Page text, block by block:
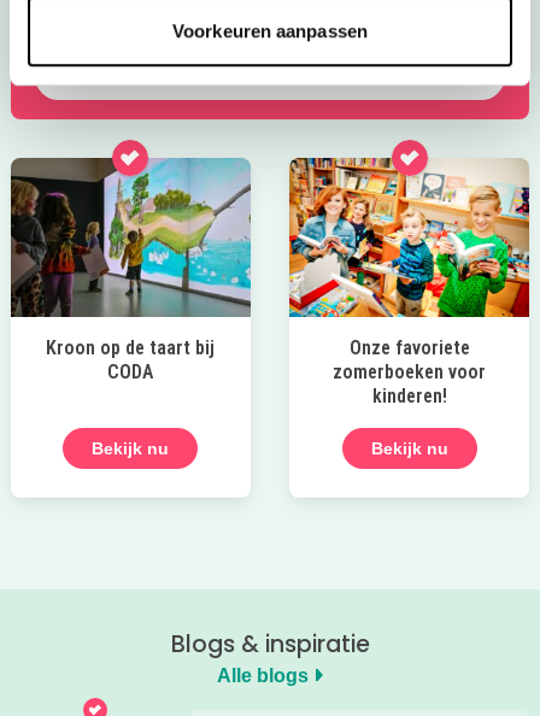
Voorkeuren aanpassen
bijzondere evenementen.
bekijk ze allemaal
Kroon op de taart bij
CODA
Bekijk nu
Onze favoriete
zomerboeken voor
kinderen!
Bekijk nu
Blogs & inspiratie
Alle blogs